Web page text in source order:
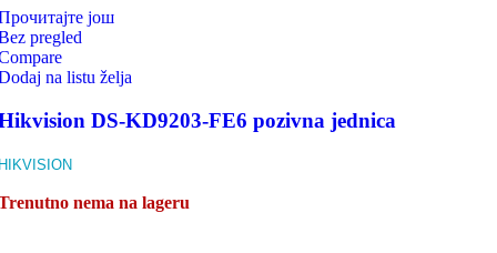
још
pregled
na listu želja
DS-KD9203-FE6 pozivna jednica
nema na lageru